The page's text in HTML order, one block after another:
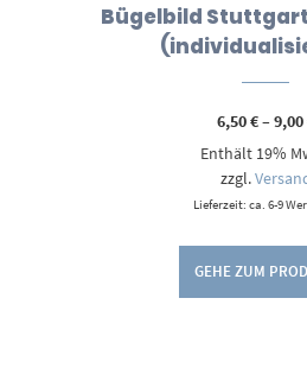
Bügelbild
6,50€–9,00
Enthält 19%
zzgl.
Lieferzeit: ca. 6-9
GEHE ZUM